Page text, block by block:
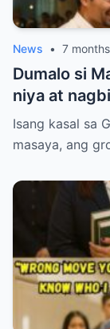
News • 7
Dumalo si
niya at
kasal.
Isang kasal sa
masaya, ang